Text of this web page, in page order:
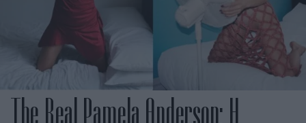
The Real Pamela Anderson: Η